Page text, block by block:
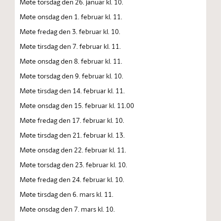
Møte onsdag den 1. februar kl. 11.
Møte fredag den 3. februar kl. 10.
Møte tirsdag den 7. februar kl. 11.
Møte onsdag den 8. februar kl. 11.
Møte torsdag den 9. februar kl. 10.
Møte tirsdag den 14. februar kl. 11.
Møte onsdag den 15. februar kl. 11.00
Møte fredag den 17. februar kl. 10.
Møte tirsdag den 21. februar kl. 13.
Møte onsdag den 22. februar kl. 11.
Møte torsdag den 23. februar kl. 10.
Møte fredag den 24. februar kl. 10.
Møte tirsdag den 6. mars kl. 11.
Møte onsdag den 7. mars kl. 10.